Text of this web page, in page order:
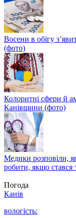
Восени в обігу
(фото)
Колоритні сфери й
Канівщини (фото)
Медики розповіли,
робити, якщо стався
Погода
Канів
вологість: